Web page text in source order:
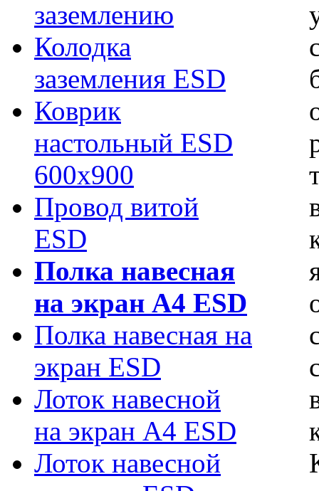
заземлению
Колодка
заземления ESD
Коврик
настольный ESD
600х900
Провод витой
ESD
Полка навесная
на экран А4 ESD
Полка навесная на
экран ESD
Лоток навесной
на экран А4 ESD
Лоток навесной